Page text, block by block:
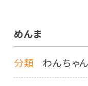
めんま
分類 わんちゃん